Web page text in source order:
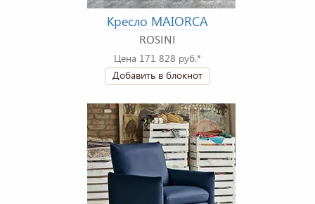
Кресло MAIORCA
ROSINI
Цена 171 828 руб.*
Добавить в блокнот